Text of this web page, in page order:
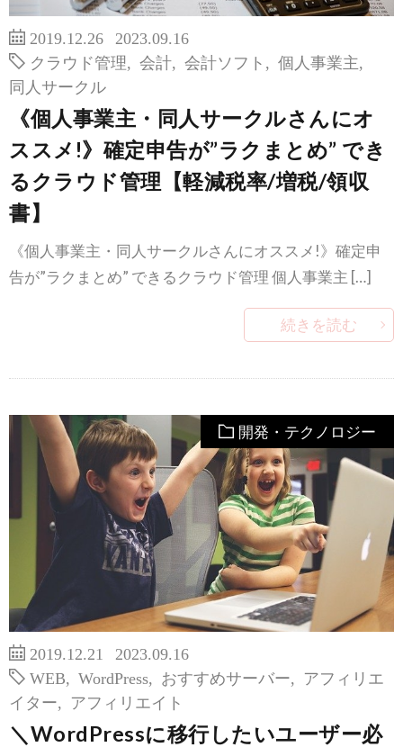
2019.12.26
2023.09.16
クラウド管理
会計 会計ソフト 個人事業主
同人サークル
《個人事業主・同人サークルさんにオ
ススメ!》確定申告が”ラクまとめ” でき
るクラウド管理【軽減税率/増税/領収
書】
《個人事業主・同人サークルさんにオススメ!》確定申
告が”ラクまとめ” できるクラウド管理 個人事業主 […]
続きを読む
開発・テクノロジー
2019.12.21
2023.09.16
WEB
WordPress おすすめサーバー
アフィリエ
イター
アフィリエイト
＼WordPressに移行したいユーザー必